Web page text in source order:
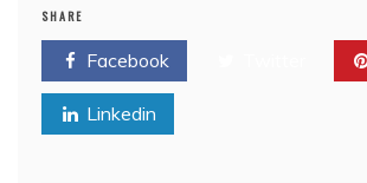
SHARE
Facebook
Linkedin